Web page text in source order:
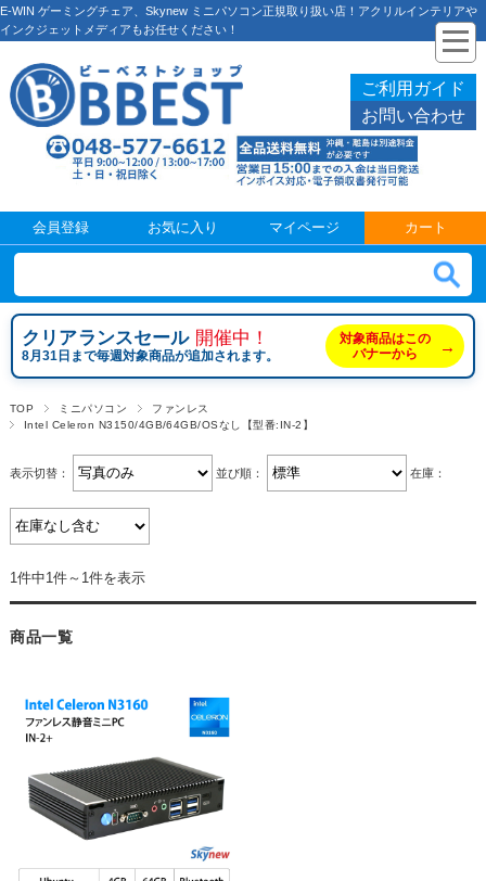
E-WIN ゲーミングチェア、Skynew ミニパソコン正規取り扱い店！アクリルインテリアや
インクジェットメディアもお任せください！
ご利用ガイド
お問い合わせ
会員登録 お気に入り マイページ カート
クリアランスセール 開催中！
8月31日まで毎週対象商品が追加されます。
対象商品はこの
バナーから
→
TOP ミニパソコン
ファンレス
Intel Celeron N3150/4GB/64GB/OSなし【型番:IN-2】
表示切替： 並び順： 在庫：
1件中1件～1件を表示
商品一覧